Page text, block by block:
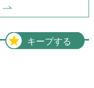
キープする